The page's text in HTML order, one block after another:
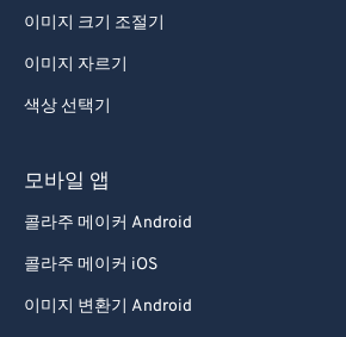
이미지 크기 조절기
이미지 자르기
색상 선택기
모바일 앱
콜라주 메이커 Android
콜라주 메이커 iOS
이미지 변환기 Android